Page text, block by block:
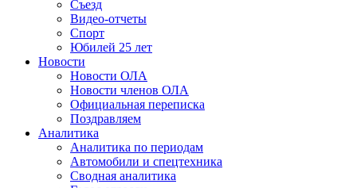
Съезд
Видео-отчеты
Спорт
Юбилей 25 лет
Новости
Новости ОЛА
Новости членов ОЛА
Официальная переписка
Поздравляем
Аналитика
Аналитика по периодам
Автомобили и спецтехника
Сводная аналитика